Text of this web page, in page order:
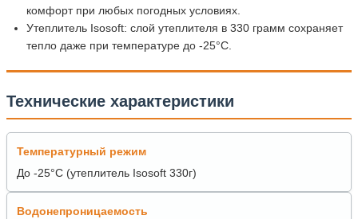
комфорт при любых погодных условиях.
Утеплитель Isosoft: слой утеплителя в 330 грамм сохраняет
тепло даже при температуре до -25°C.
Технические характеристики
Температурный режим
До -25°C (утеплитель Isosoft 330г)
Водонепроницаемость